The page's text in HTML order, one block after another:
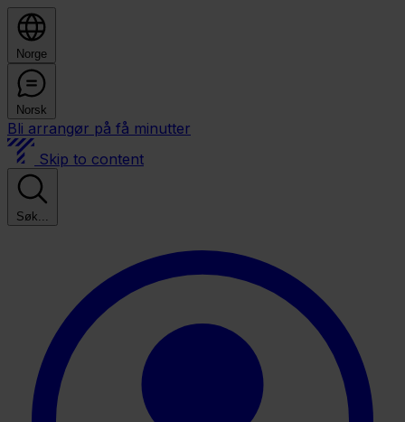
Norge
Norsk
Bli arrangør på få minutter
Skip to content
Søk...